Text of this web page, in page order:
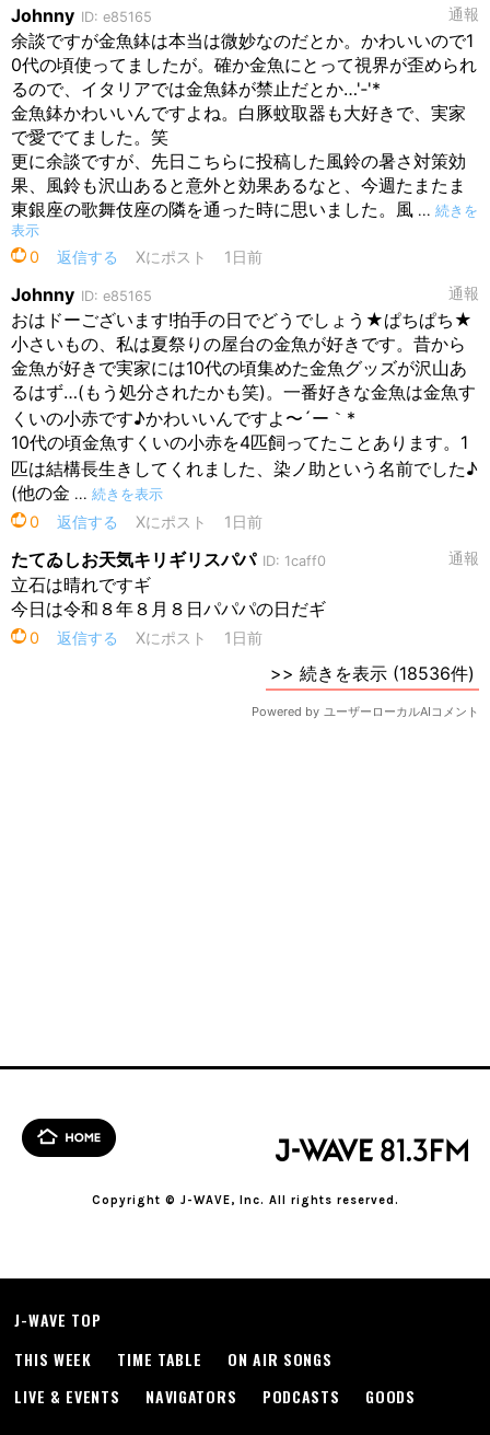
Copyright © J-WAVE, Inc. All rights reserved.
J-WAVE TOP
THIS WEEK
TIME TABLE
ON AIR SONGS
LIVE & EVENTS
NAVIGATORS PODCASTS GOODS